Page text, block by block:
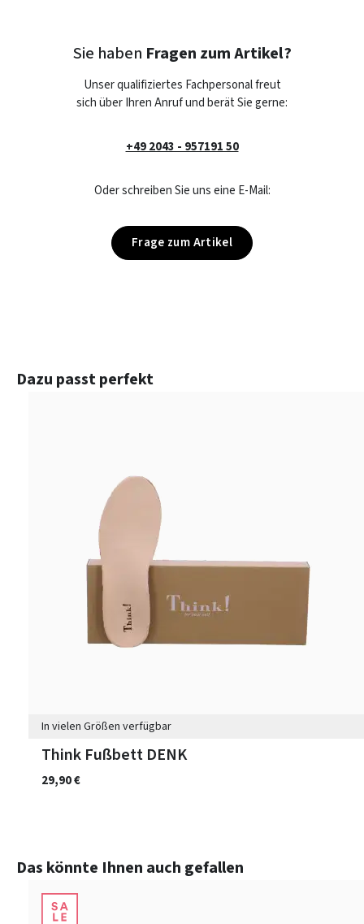
Sie haben Fragen zum Artikel?
Unser qualifiziertes Fachpersonal freut
sich über Ihren Anruf und berät Sie gerne:
+49 2043 - 957191 50
Oder schreiben Sie uns eine E-Mail:
Frage zum Artikel
Produktgalerie überspringen
Dazu passt perfekt
In vielen Größen verfügbar
Think Fußbett DENK
29,90 €
Produktgalerie überspringen
Das könnte Ihnen auch gefallen